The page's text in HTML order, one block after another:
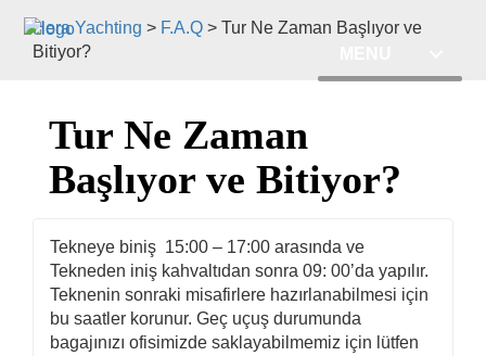
Hera Yachting > F.A.Q > Tur Ne Zaman Başlıyor ve
Bitiyor?
Tur Ne Zaman
Başlıyor ve Bitiyor?
Tekneye biniş 15:00 – 17:00 arasında ve
Tekneden iniş kahvaltıdan sonra 09: 00’da yapılır.
Teknenin sonraki misafirlere hazırlanabilmesi için
bu saatler korunur. Geç uçuş durumunda
bagajınızı ofisimizde saklayabilmemiz için lütfen